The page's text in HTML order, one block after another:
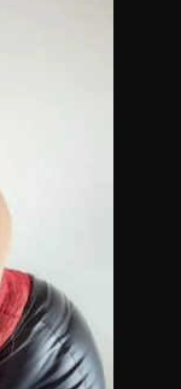
entra en